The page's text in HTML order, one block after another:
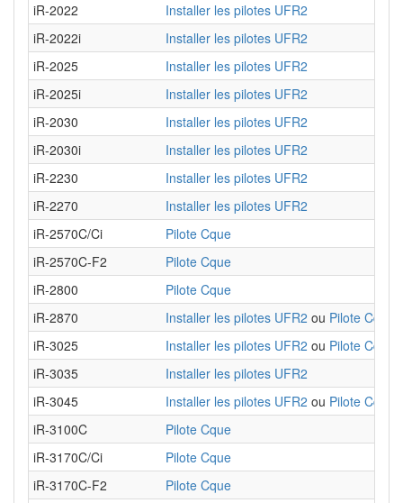
iR-2022
Installer les pilotes UFR2
iR-2022i
Installer les pilotes UFR2
iR-2025
Installer les pilotes UFR2
iR-2025i
Installer les pilotes UFR2
iR-2030
Installer les pilotes UFR2
iR-2030i
Installer les pilotes UFR2
iR-2230
Installer les pilotes UFR2
iR-2270
Installer les pilotes UFR2
iR-2570C/Ci
Pilote Cque
iR-2570C-F2
Pilote Cque
iR-2800
Pilote Cque
iR-2870
Installer les pilotes UFR2 ou Pilote Cque
iR-3025
Installer les pilotes UFR2 ou Pilote Cque
iR-3035
Installer les pilotes UFR2
iR-3045
Installer les pilotes UFR2 ou Pilote Cque
iR-3100C
Pilote Cque
iR-3170C/Ci
Pilote Cque
iR-3170C-F2
Pilote Cque